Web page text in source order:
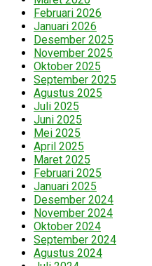
Februari 2026
Januari 2026
Desember 2025
November 2025
Oktober 2025
September 2025
Agustus 2025
Juli 2025
Juni 2025
Mei 2025
April 2025
Maret 2025
Februari 2025
Januari 2025
Desember 2024
November 2024
Oktober 2024
September 2024
Agustus 2024